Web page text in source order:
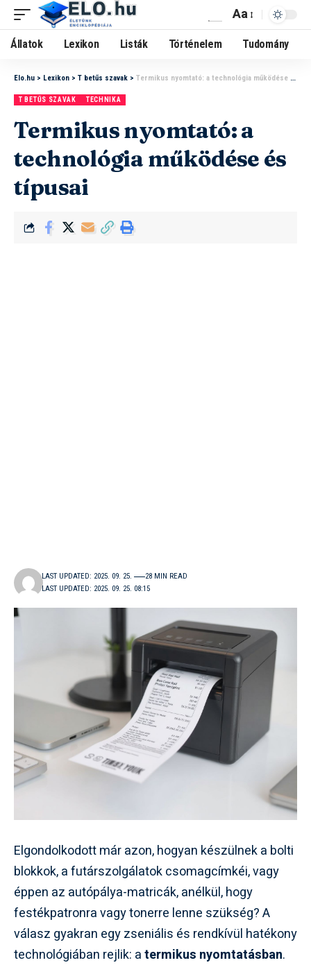
Aa
Állatok Lexikon Listák Történelem Tudomány
Elo.hu > Lexikon > T betűs szavak > Termikus nyomtató: a technológia működése és típusai
T BETŰS SZAVAK TECHNIKA
Termikus nyomtató: a
technológia működése és
típusai
LAST UPDATED: 2025. 09. 25. 08:15
LAST UPDATED: 2025. 09. 25. 28 MIN READ
Elgondolkodott már azon, hogyan készülnek a bolti
blokkok, a futárszolgálatok csomagcímkéi, vagy
éppen az autópálya-matricák, anélkül, hogy
festékpatronra vagy tonerre lenne szükség? A
válasz gyakran egy zseniális és rendkívül hatékony
technológiában rejlik: atermikus nyomtatásban.